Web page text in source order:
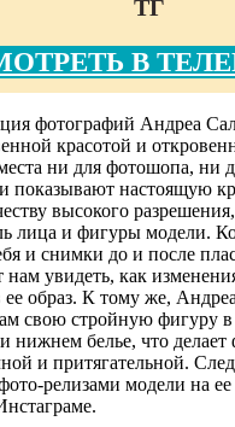
ТГ
В
фотографий Андреа
красотой и
ни для фотошопа, ни
показывают настоящую
высокого
лица и фигуры модели.
и снимки до и после
нам увидеть, как
ее образ. К тому же,
свою стройную фигуру
нижнем белье, что
и притягательной.
релизами модели на ее